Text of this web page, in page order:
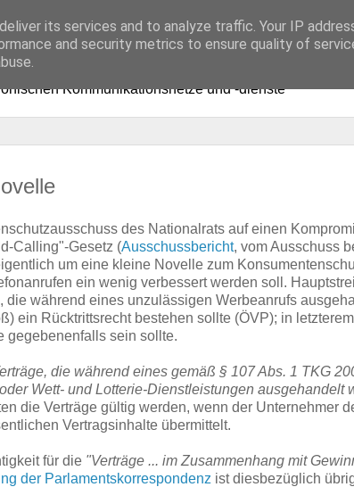
Kommunikationsnetze und -dienste
des Nationalrats auf einen
Calling"-Gesetz (Ausschussbericht, vom Ausschuss
um eine kleine Novelle zum
ein wenig verbessert werden soll.
während eines unzulässigen Werbeanrufs
ein Rücktrittsrecht bestehen sollte (ÖVP); in
gegebenenfalls sein sollte.
die während eines gemäß § 107 Abs. 1 TKG
Wett- und Lotterie-Dienstleistungen ausgehandelt
die Verträge gültig werden, wenn der Unternehmer
Vertragsinhalte übermittelt.
für die "Verträge ... im Zusammenhang mit
der Parlamentskorrespondenz ist diesbezüglich
its services and to analyze traffic. Your IP
and security metrics to ensure quality of